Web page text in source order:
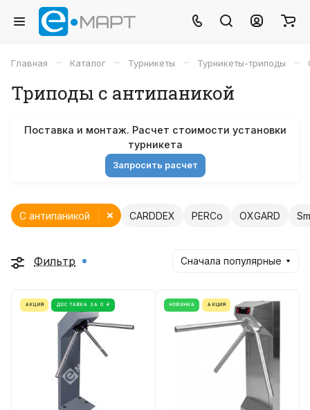
Главная – Каталог – Турникеты – Турникеты-триподы –
Триподы с антипаникой
Поставка и монтаж. Расчет стоимости установки
турникета
Запросить расчет
CARDDEX PERCo OXGARD
С антипаникой
Фильтр Сначала популярные
АКЦИЯ ДОСТАВКА ЗА 0 ₽ НОВИНКА АКЦИЯ